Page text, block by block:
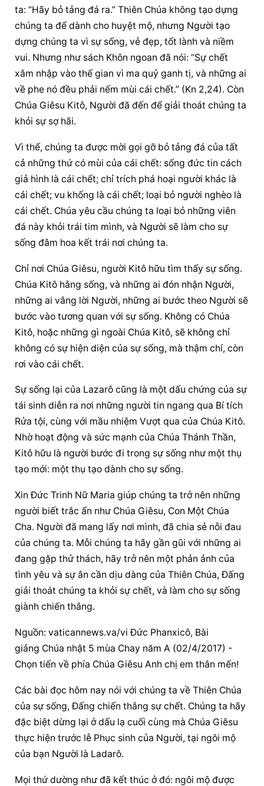
ta: “Hãy bỏ tảng đá ra.” Thiên Chúa không tạo dựng
chúng ta để dành cho huyệt mộ, nhưng Người tạo
dựng chúng ta vì sự sống, vẻ đẹp, tốt lành và niềm
vui. Nhưng như sách Khôn ngoan đã nói: “Sự chết
xâm nhập vào thế gian vì ma quỷ ganh tị, và những ai
về phe nó đều phải nếm mùi cái chết.” (Kn 2,24). Còn
Chúa Giêsu Kitô, Người đã đến để giải thoát chúng ta
khỏi sự sợ hãi.
Vì thế, chúng ta được mời gọi gỡ bỏ tảng đá của tất
cả những thứ có mùi của cái chết: sống đức tin cách
giả hình là cái chết; chỉ trích phá hoại người khác là
cái chết; vu khống là cái chết; loại bỏ người nghèo là
cái chết. Chúa yêu cầu chúng ta loại bỏ những viên
đá này khỏi trái tim mình, và Người sẽ làm cho sự
sống đâm hoa kết trái nơi chúng ta.
Chỉ nơi Chúa Giêsu, người Kitô hữu tìm thấy sự sống.
Chúa Kitô hằng sống, và những ai đón nhận Người,
những ai vâng lời Người, những ai bước theo Người sẽ
bước vào tương quan với sự sống. Không có Chúa
Kitô, hoặc những gì ngoài Chúa Kitô, sẽ không chỉ
không có sự hiện diện của sự sống, mà thậm chí, còn
rơi vào cái chết.
Sự sống lại của Lazarô cũng là một dấu chứng của sự
tái sinh diễn ra nơi những người tin ngang qua Bí tích
Rửa tội, cùng với mầu nhiệm Vượt qua của Chúa Kitô.
Nhờ hoạt động và sức mạnh của Chúa Thánh Thần,
Kitô hữu là người bước đi trong sự sống như một thụ
tạo mới: một thụ tạo dành cho sự sống.
Xin Đức Trinh Nữ Maria giúp chúng ta trở nên những
người biết trắc ẩn như Chúa Giêsu, Con Một Chúa
Cha. Người đã mang lấy nơi mình, đã chia sẻ nỗi đau
của chúng ta. Mỗi chúng ta hãy gần gũi với những ai
đang gặp thử thách, hãy trở nên một phản ảnh của
tình yêu và sự ân cần dịu dàng của Thiên Chúa, Đấng
giải thoát chúng ta khỏi sự chết, và làm cho sự sống
giành chiến thắng.
Nguồn: vaticannews.va/vi Đức Phanxicô, Bài
giảng Chúa nhật 5 mùa Chay năm A (02/4/2017) -
Chọn tiến về phía Chúa Giêsu Anh chị em thân mến!
Các bài đọc hôm nay nói với chúng ta về Thiên Chúa
của sự sống, Đấng chiến thắng sự chết. Chúng ta hãy
đặc biệt dừng lại ở dấu lạ cuối cùng mà Chúa Giêsu
thực hiện trước lễ Phục sinh của Người, tại ngôi mộ
của bạn Người là Ladarô.
Mọi thứ dường như đã kết thúc ở đó: ngôi mộ được